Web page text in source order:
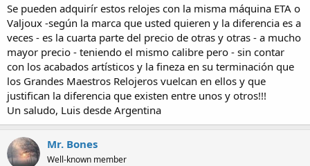
Se pueden adquirír estos relojes con la misma máquina ETA o
Valjoux -según la marca que usted quieren y la diferencia es a
veces - es la cuarta parte del precio de otras y otras - a mucho
mayor precio - teniendo el mismo calibre pero - sin contar
con los acabados artísticos y la fineza en su terminación que
los Grandes Maestros Relojeros vuelcan en ellos y que
justifican la diferencia que existen entre unos y otros!!!
Un saludo, Luis desde Argentina
Mr. Bones
Well-known member